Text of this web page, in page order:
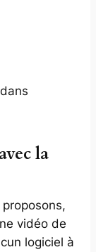
la
vidéo de
logiciel à